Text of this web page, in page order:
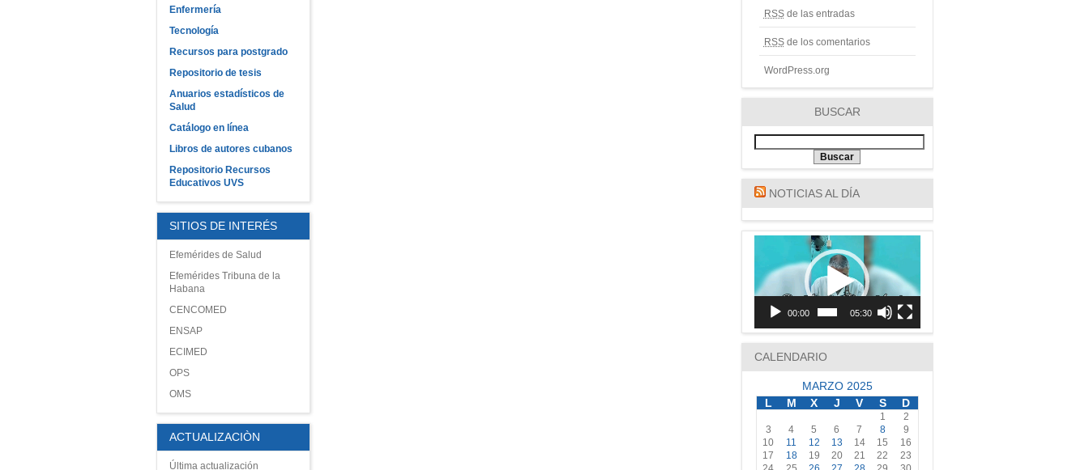
Enfermería
Tecnología
Recursos para postgrado
Repositorio de tesis
Anuarios estadísticos de
Salud
Catálogo en línea
Libros de autores cubanos
Repositorio Recursos
Educativos UVS
SITIOS DE INTERÉS
Efemérides de Salud
Efemérides Tribuna de la
Habana
CENCOMED
ENSAP
ECIMED
OPS
OMS
ACTUALIZACIÒN
Última actualización
RSSde las entradas
RSSde los comentarios
WordPress.org
BUSCAR
NOTICIAS AL DÍA
Reproductor
vídeo
00:00 05:30
CALENDARIO
MARZO 2025
L
M X J V S D
1
2
3
4 5 6 7 8
9
10
11 12 13 14 15
16
17
18 19 20 21 22
23